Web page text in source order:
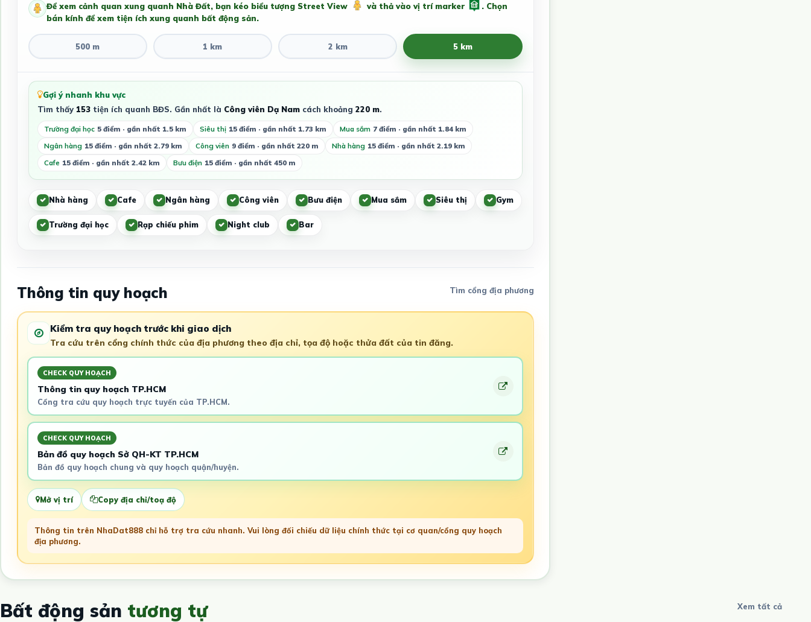
Để xem cảnh quan xung quanh Nhà Đất, bạn kéo biểu tượng Street View và thả vào vị trí marker
. Chọn
bán kính để xem tiện ích xung quanh bất động sản.
500 m 1 km 2 km 5 km
Gợi ý nhanh khu vực
Tìm thấy 153tiện ích quanh BĐS. Gần nhất là Công viên Dạ Namcách khoảng 220 m.
Trường đại học 5 điểm · gần nhất 1.5 km Siêu thị 15 điểm · gần nhất 1.73 km Mua sắm 7 điểm · gần nhất 1.84 km
Ngân hàng 15 điểm · gần nhất 2.79 km Công viên 9 điểm · gần nhất 220 m Nhà hàng 15 điểm · gần nhất 2.19 km
Cafe 15 điểm · gần nhất 2.42 km Bưu điện 15 điểm · gần nhất 450 m
Nhà hàng Cafe Ngân hàng Công viên Bưu điện Mua sắm Siêu thị Gym
Trường đại học Rạp chiếu phim Night club Bar
Thông tin quy hoạch Tìm cổng địa phương
Kiểm tra quy hoạch trước khi giao dịch
Tra cứu trên cổng chính thức của địa phương theo địa chỉ, tọa độ hoặc thửa đất của tin đăng.
CHECK QUY HOẠCH
Thông tin quy hoạch TP.HCM
Cổng tra cứu quy hoạch trực tuyến của TP.HCM.
CHECK QUY HOẠCH
Bản đồ quy hoạch Sở QH-KT TP.HCM
Bản đồ quy hoạch chung và quy hoạch quận/huyện.
Mở vị trí Copy địa chỉ/toạ độ
Thông tin trên NhaDat888 chỉ hỗ trợ tra cứu nhanh. Vui lòng đối chiếu dữ liệu chính thức tại cơ quan/cổng quy hoạch
địa phương.
Bất động sản tương tự Xem tất cả